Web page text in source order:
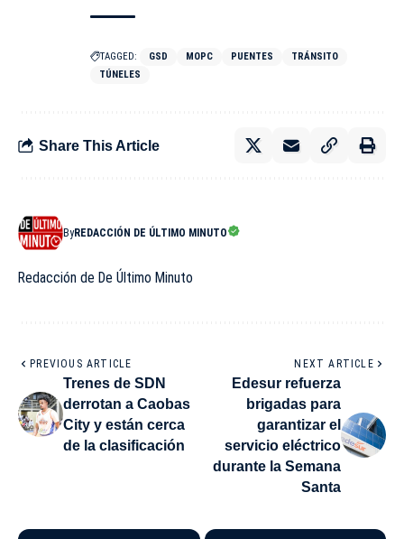
TAGGED: GSD MOPC PUENTES
TRÁNSITO
TÚNELES
Share This Article
ByREDACCIÓN DE ÚLTIMO MINUTO
Redacción de De Último Minuto
PREVIOUS ARTICLE
Trenes de SDN
derrotan a Caobas
City y están cerca
de la clasificación
NEXT ARTICLE
Edesur refuerza
brigadas para
garantizar el
servicio eléctrico
durante la Semana
Santa